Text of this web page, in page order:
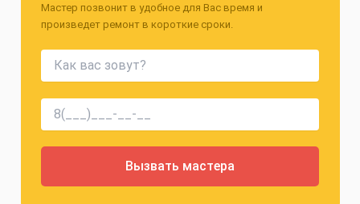
Мастер позвонит в удобное для Вас время и
произведет ремонт в короткие сроки.